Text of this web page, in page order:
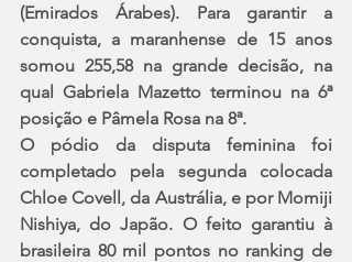
(Emirados Árabes). Para garantir a
conquista, a maranhense de 15 anos
somou 255,58 na grande decisão, na
qual Gabriela Mazetto terminou na 6ª
posição e Pâmela Rosa na 8ª.
O pódio da disputa feminina foi
completado pela segunda colocada
Chloe Covell, da Austrália, e por Momiji
Nishiya, do Japão. O feito garantiu à
brasileira 80 mil pontos no ranking de